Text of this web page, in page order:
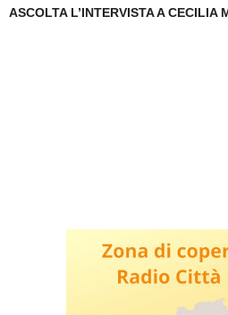
ASCOLTA L’INTERVISTA A CECILIA